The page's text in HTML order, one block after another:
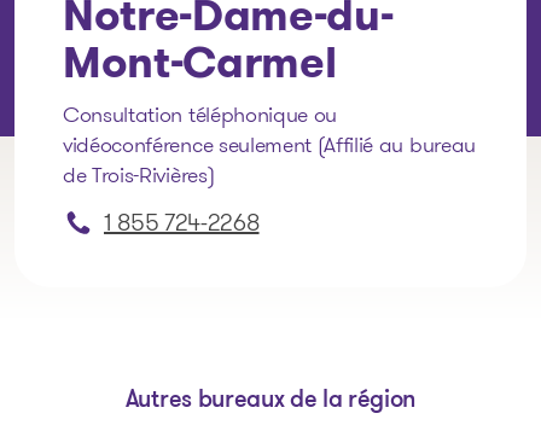
1 438-858-6033
SMS 1 514 878-0888
Notre-Dame-du-
Mont-Carmel
Consultation téléphonique ou
vidéoconférence seulement (Affilié au bureau
de Trois-Rivières)
1 855 724-2268
Autres bureaux de la région